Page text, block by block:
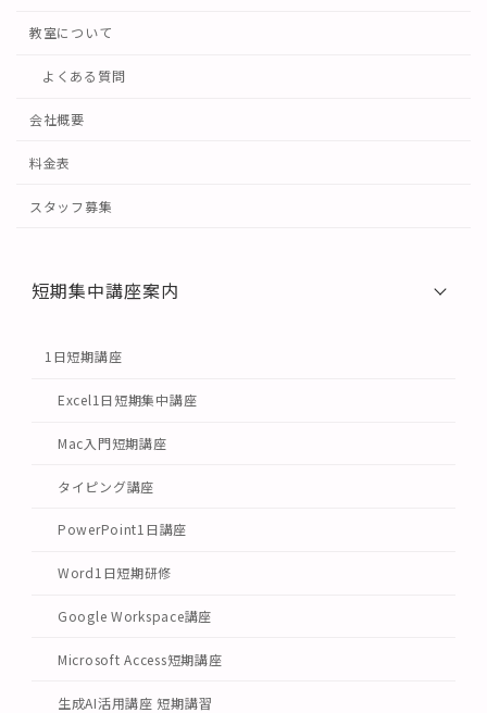
教室について
よくある質問
会社概要
料金表
スタッフ募集
短期集中講座案内
1日短期講座
Excel1日短期集中講座
Mac入門短期講座
タイピング講座
PowerPoint1日講座
Word1日短期研修
Google Workspace講座
Microsoft Access短期講座
生成AI活用講座 短期講習